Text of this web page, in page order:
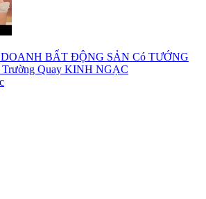
BẤT ĐỘNG SẢN Có TƯỚNG
Quay KINH NGẠC